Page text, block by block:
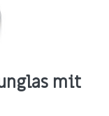
mit